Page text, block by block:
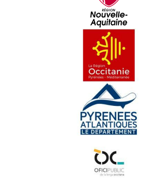
Lo rambalh de la Sent Martin
Familha en lenga a Garlin
La formacion " Ensenhar"
Las Jornadas regionalas
Iniciativa Dus
Sébastien Péjou, jornalista e païsan